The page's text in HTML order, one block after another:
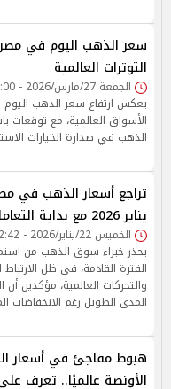
سعر الذهب اليوم في
التوترات العالمية
الجمعة 27/مارس/2026 - 05:00 م
يعكس ارتفاع سعر الذهب
الأسواق العالمية، مع توقعات
الذهب في صدارة الخيارات
يناير 2026 مع بداية التعاملات
الخميس 22/يناير/2026 - 12:42 م
يحذر خبراء سوق الذهب من
الفترة القادمة، في ظل
والتحركات العالمية، مؤكدين
المدى الطويل رغم الانخفاضات
هبوط مفاجئ في أسعار
الأونصة عالميًا.. تعرف